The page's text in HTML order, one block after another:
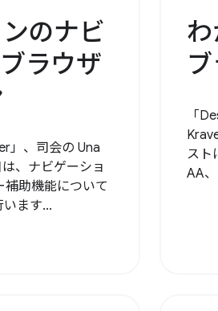
のナビ
ラウザ
」、司会の Una
、ナビゲーショ
補助機能について
ます...
「
スト
AA